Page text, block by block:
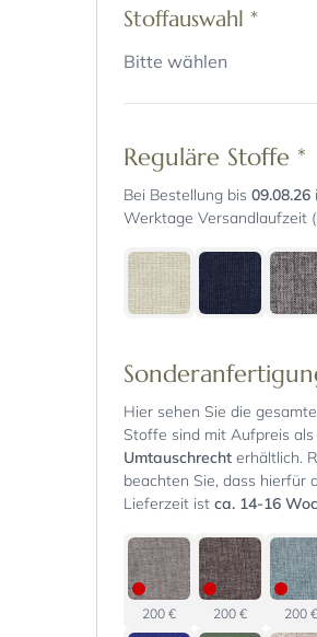
Stoffauswahl *
Bitte wählen
Reguläre Stoffe *
Bei Bestellung bis 09.08.26
Werktage Versandlaufzeit
Hier sehen Sie die
Stoffe sind mit Aufpreis als
Umtauschrecht erhältlich.
beachten Sie, dass hierfür
Lieferzeit ist ca. 14-16
200 € 200 € 200 €